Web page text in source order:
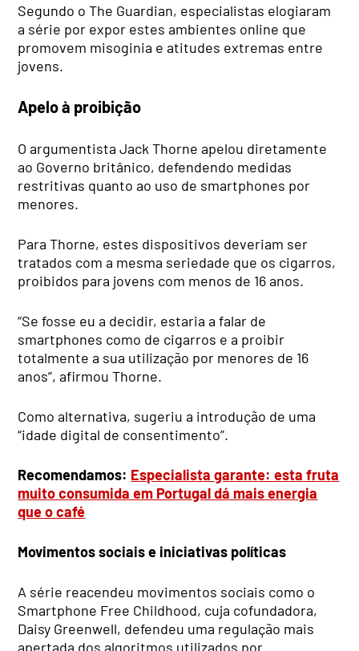
Segundo o The Guardian, especialistas elogiaram
a série por expor estes ambientes online que
promovem misoginia e atitudes extremas entre
jovens.
Apelo à proibição
O argumentista Jack Thorne apelou diretamente
ao Governo britânico, defendendo medidas
restritivas quanto ao uso de smartphones por
menores.
Para Thorne, estes dispositivos deveriam ser
tratados com a mesma seriedade que os cigarros,
proibidos para jovens com menos de 16 anos.
“Se fosse eu a decidir, estaria a falar de
smartphones como de cigarros e a proibir
totalmente a sua utilização por menores de 16
anos”, afirmou Thorne.
Como alternativa, sugeriu a introdução de uma
“idade digital de consentimento”.
Recomendamos: Especialista garante: esta fruta
muito consumida em Portugal dá mais energia
que o café
Movimentos sociais e iniciativas políticas
A série reacendeu movimentos sociais como o
Smartphone Free Childhood, cuja cofundadora,
Daisy Greenwell, defendeu uma regulação mais
apertada dos algoritmos utilizados por